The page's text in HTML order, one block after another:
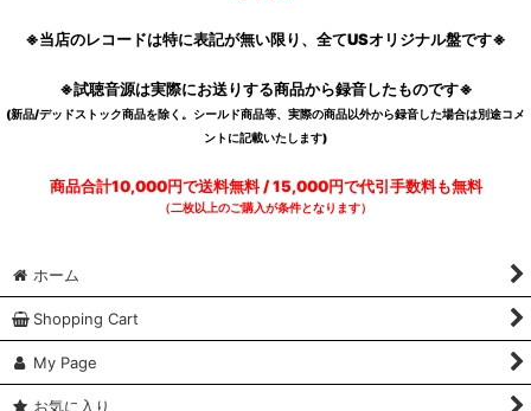
※当店のレコードは特に表記が無い限り、全てUSオリジナル盤です※
※試聴音源は実際にお送りする商品から録音したものです※
(新品/デッドストック商品を除く。シールド商品等、実際の商品以外から録音した場合は別途コメ
ントに記載いたします)
商品合計10,000円で送料無料 / 15,000円で代引手数料も無料
（二枚以上のご購入が条件となります）
ホーム
Shopping Cart
My Page
お気に入り